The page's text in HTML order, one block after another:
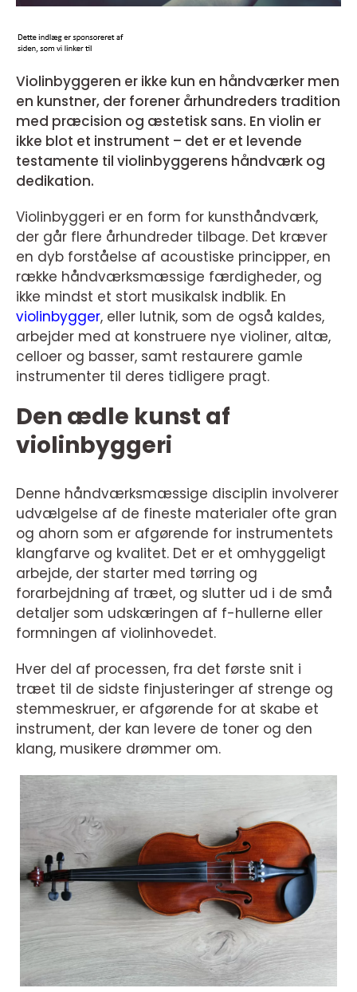
Violinbyggeren er ikke kun en håndværker men
en kunstner, der forener århundreders tradition
med præcision og æstetisk sans. En violin er
ikke blot et instrument – det er et levende
testamente til violinbyggerens håndværk og
dedikation.
Violinbyggeri er en form for kunsthåndværk,
der går flere århundreder tilbage. Det kræver
en dyb forståelse af acoustiske principper, en
række håndværksmæssige færdigheder, og
ikke mindst et stort musikalsk indblik. En
violinbygger, eller lutnik, som de også kaldes,
arbejder med at konstruere nye violiner, altæ,
celloer og basser, samt restaurere gamle
instrumenter til deres tidligere pragt.
Den ædle kunst af
violinbyggeri
Denne håndværksmæssige disciplin involverer
udvælgelse af de fineste materialer ofte gran
og ahorn som er afgørende for instrumentets
klangfarve og kvalitet. Det er et omhyggeligt
arbejde, der starter med tørring og
forarbejdning af træet, og slutter ud i de små
detaljer som udskæringen af f-hullerne eller
formningen af violinhovedet.
Hver del af processen, fra det første snit i
træet til de sidste finjusteringer af strenge og
stemmeskruer, er afgørende for at skabe et
instrument, der kan levere de toner og den
klang, musikere drømmer om.